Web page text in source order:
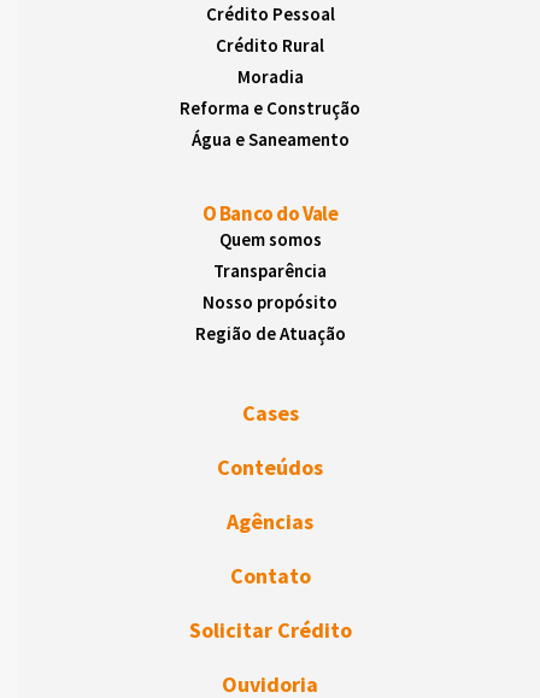
Crédito Pessoal
Crédito Rural
Moradia
Reforma e Construção
Água e Saneamento
O Banco do Vale
Quem somos
Transparência
Nosso propósito
Região de Atuação
Cases
Conteúdos
Agências
Contato
Solicitar Crédito
Ouvidoria